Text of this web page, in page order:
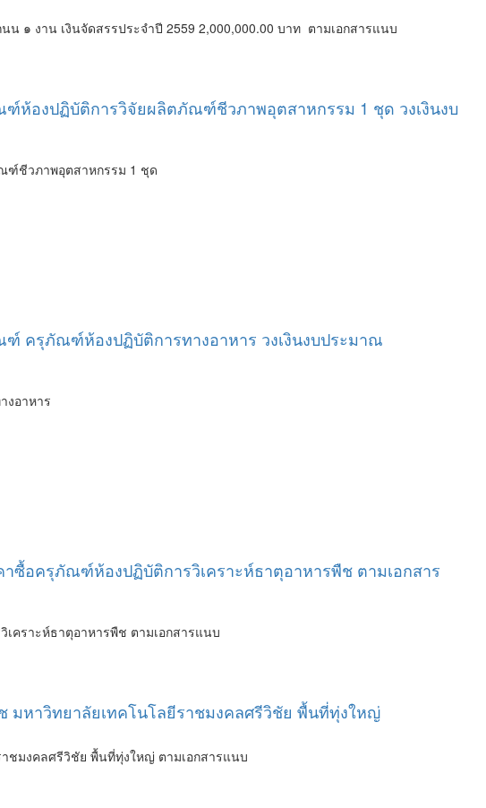
๑ งาน เงินจัดสรรประจำปี 2559 2,000,000.00 บาท ตามเอกสารแนบ
ฑ์ห้องปฏิบัติการวิจัยผลิตภัณฑ์ชีวภาพอุตสาหกรรม 1 ชุด วงเงินงบ
ฑ์ชีวภาพอุตสาหกรรม 1 ชุด
ฑ์ ครุภัณฑ์ห้องปฏิบัติการทางอาหาร วงเงินงบประมาณ
งอาหาร
ซื้อครุภัณฑ์ห้องปฏิบัติการวิเคราะห์ธาตุอาหารพืช ตามเอกสาร
คราะห์ธาตุอาหารพืช ตามเอกสารแนบ
มหาวิทยาลัยเทคโนโลยีราชมงคลศรีวิชัย พื้นที่ทุ่งใหญ่
ชมงคลศรีวิชัย พื้นที่ทุ่งใหญ่ ตามเอกสารแนบ